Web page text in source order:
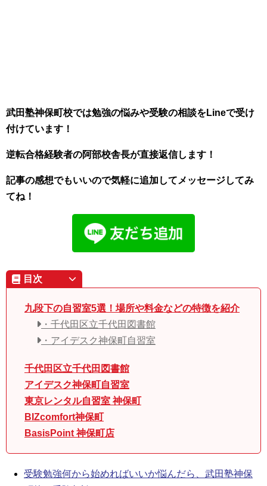
武田塾神保町校では勉強の悩みや受験の相談をLineで受け
付けています！
逆転合格経験者の阿部校舎長が直接返信します！
記事の感想でもいいので気軽に追加してメッセージしてみ
てね！
目次
九段下の自習室5選！場所や料金などの特徴を紹介
・千代田区立千代田図書館
・アイデスク神保町自習室
千代田区立千代田図書館
アイデスク神保町自習室
東京レンタル自習室 神保町
BIZcomfort神保町
BasisPoint 神保町店
受験勉強何から始めればいいか悩んだら、武田塾神保